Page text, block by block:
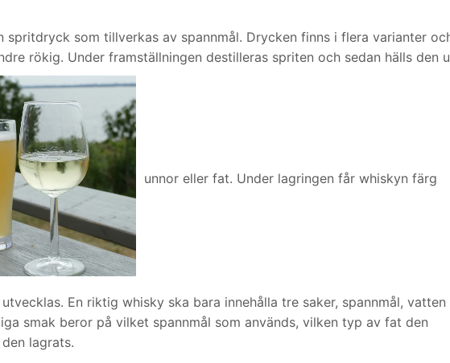
spritdryck som tillverkas av spannmål. Drycken finns i flera varianter
rökig. Under framställningen destilleras spriten och sedan hälls den
unnor eller fat. Under lagringen får whiskyn färg
En riktig whisky ska bara innehålla tre saker, spannmål, vatten
smak beror på vilket spannmål som används, vilken typ av fat den
lagrats.